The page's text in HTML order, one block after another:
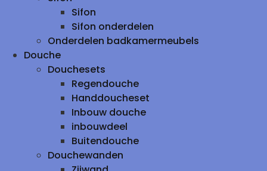
Sifon
Sifon onderdelen
Onderdelen badkamermeubels
Douche
Douchesets
Regendouche
Handdoucheset
Inbouw douche
inbouwdeel
Buitendouche
Douchewanden